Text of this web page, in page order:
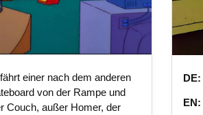
einer nach dem anderen
von der Rampe und
Couch, außer Homer, der
DE:
EN: